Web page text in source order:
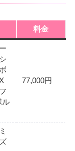
料金
ル
77,000円